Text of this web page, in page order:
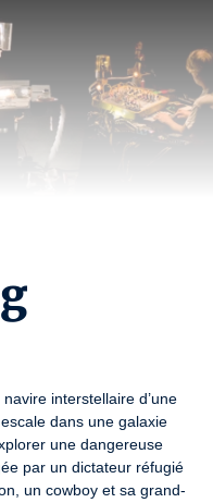
interstellaire d’une
dans une galaxie
une dangereuse
par un dictateur réfugié
un cowboy et sa grand-